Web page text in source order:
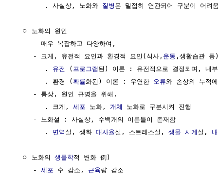
        . 사실상, 노화와
질병 은 밀접히 연관되어 구분이 어려
  ㅇ 노화의 원인
     - 매우 복잡하고 다양하여,
     - 크게, 유전적 요인과 환경적 요인(식사,
운동 ,생활습관 등
        .
유전 ( 프로그램 된) 이론 : 유전적으로 결정되며, 내
        . 환경 (
확률화된) 이론 : 우연한 오류와 손상의 누적
     - 통상, 원인 규명을 위해,
        . 크게,
세포 노화, 개체
노화로 구분시켜 진행
     - 노화설 : 사실상, 수백개의 이론들이 존재함
        .
면역설, 생화 대사율설, 스트레스설, 생물 시계설,
  ㅇ 노화의
생물학적 변화 例)
     -
세포 수 감소, 근육량 감소